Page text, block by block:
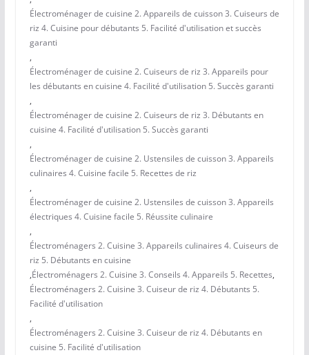
Électroménager de cuisine 2. Appareils de cuisson 3. Cuiseurs de
riz 4. Cuisine pour débutants 5. Facilité d'utilisation et succès
garanti
,
Électroménager de cuisine 2. Cuiseurs de riz 3. Appareils pour
les débutants en cuisine 4. Facilité d'utilisation 5. Succès garanti
,
Électroménager de cuisine 2. Cuiseurs de riz 3. Débutants en
cuisine 4. Facilité d'utilisation 5. Succès garanti
,
Électroménager de cuisine 2. Ustensiles de cuisson 3. Appareils
culinaires 4. Cuisine facile 5. Recettes de riz
,
Électroménager de cuisine 2. Ustensiles de cuisson 3. Appareils
électriques 4. Cuisine facile 5. Réussite culinaire
,
Électroménagers 2. Cuisine 3. Appareils culinaires 4. Cuiseurs de
riz 5. Débutants en cuisine
,Électroménagers 2. Cuisine 3. Conseils 4. Appareils 5. Recettes,
Électroménagers 2. Cuisine 3. Cuiseur de riz 4. Débutants 5.
Facilité d'utilisation
,
Électroménagers 2. Cuisine 3. Cuiseur de riz 4. Débutants en
cuisine 5. Facilité d'utilisation